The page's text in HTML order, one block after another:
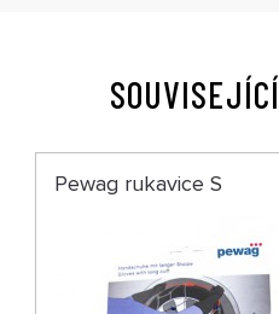
Pewag rukavice S